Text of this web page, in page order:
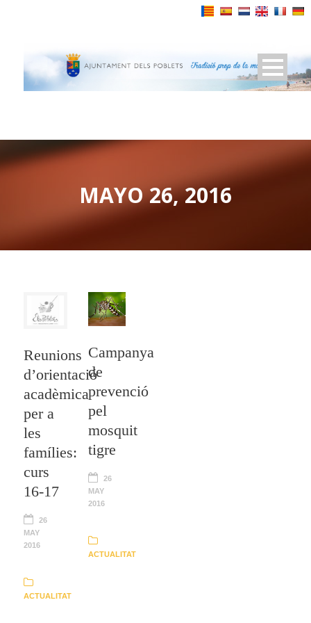
MAYO 26, 2016
Reunions
d’orientació
acadèmica
per a
les
famílies:
curs
16-17
26
MAY
2016
ACTUALITAT
Campanya
de
prevenció
pel
mosquit
tigre
26
MAY
2016
ACTUALITAT